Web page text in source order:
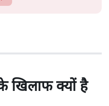
खिलाफ क्यों है